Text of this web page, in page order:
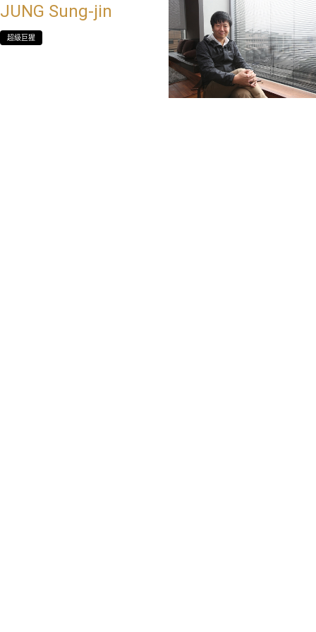
JUNG Sung-jin
超級巨猩